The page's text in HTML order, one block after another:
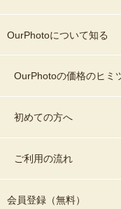
OurPhotoについて知る
OurPhotoの価格のヒミ
初めての方へ
ご利用の流れ
会員登録（無料）